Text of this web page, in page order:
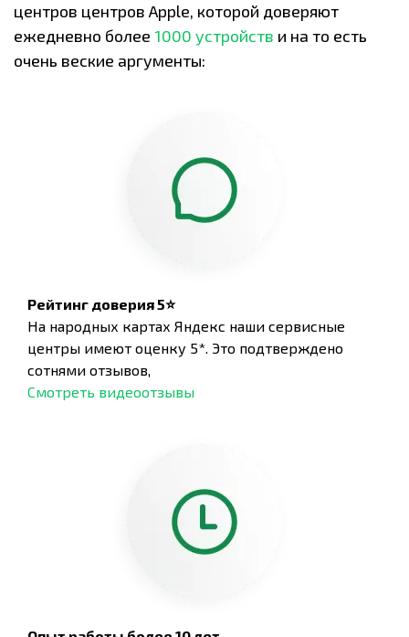
центров центров Apple, которой доверяют
ежедневно более 1000 устройств и на то есть
очень веские аргументы:
Рейтинг доверия 5⭐
На народных картах Яндекс наши сервисные
центры имеют оценку 5*. Это подтверждено
сотнями отзывов,
Смотреть видеоотзывы